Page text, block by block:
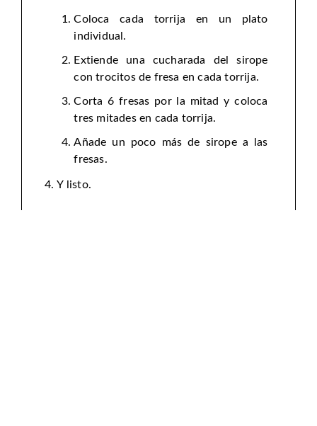
Coloca cada torrija en un plato
individual.
Extiende una cucharada del sirope
con trocitos de fresa en cada torrija.
Corta 6 fresas por la mitad y coloca
tres mitades en cada torrija.
Añade un poco más de sirope a las
fresas.
Y listo.